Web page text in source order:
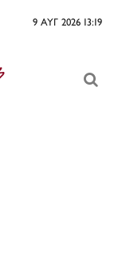
9 ΑΥΓ 2026 13:19